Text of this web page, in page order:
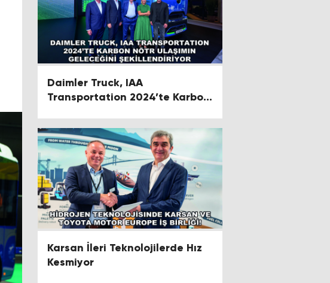
Daimler Truck, IAA
Transportation 2024’te Karbon
Şekillendiriyor
Karsan İleri Teknolojilerde Hız
Kesmiyor